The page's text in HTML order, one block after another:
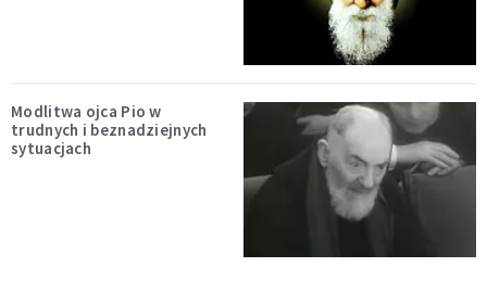
Modlitwa ojca Pio w
trudnych i beznadziejnych
sytuacjach